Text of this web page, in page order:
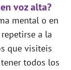
voz alta?
mental o en
a la
que visiteis
todos los